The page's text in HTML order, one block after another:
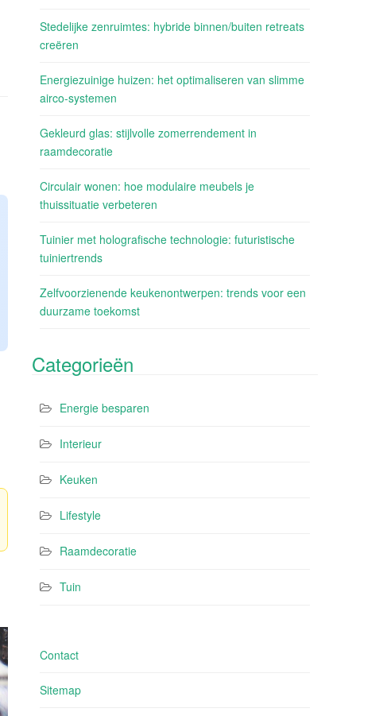
Stedelijke zenruimtes: hybride binnen/buiten retreats
creëren
Energiezuinige huizen: het optimaliseren van slimme
airco-systemen
Gekleurd glas: stijlvolle zomerrendement in
raamdecoratie
Circulair wonen: hoe modulaire meubels je
thuissituatie verbeteren
Tuinier met holografische technologie: futuristische
tuiniertrends
Zelfvoorzienende keukenontwerpen: trends voor een
duurzame toekomst
Categorieën
Energie besparen
Interieur
Keuken
Lifestyle
Raamdecoratie
Tuin
Contact
Sitemap